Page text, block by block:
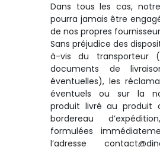
Dans tous les cas,
pourra jamais être
de nos propres
Sans préjudice des
à-vis du transporteur
documents de
éventuelles), les
éventuels ou sur la
produit livré au produit
bordereau
formulées
l’adresse